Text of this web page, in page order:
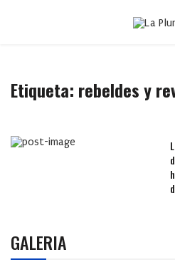
Etiqueta: rebeldes y
GALERIA